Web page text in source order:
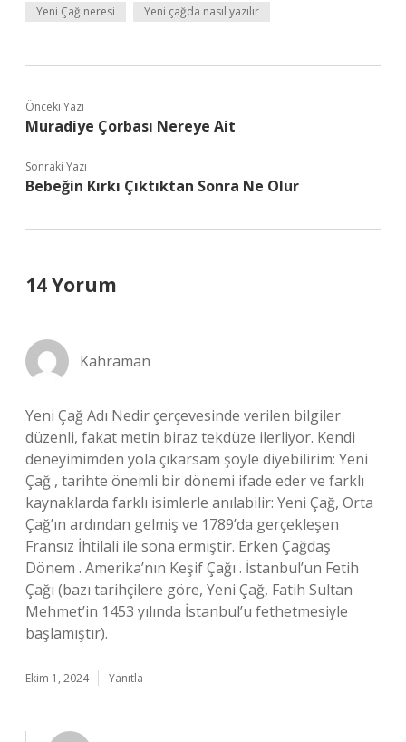
Yeni Çağ neresi Yeni çağda nasıl yazılır
Önceki Yazı
Muradiye Çorbası Nereye Ait
Sonraki Yazı
Bebeğin Kırkı Çıktıktan Sonra Ne Olur
14 Yorum
Kahraman
Yeni Çağ Adı Nedir çerçevesinde verilen bilgiler
düzenli, fakat metin biraz tekdüze ilerliyor. Kendi
deneyimimden yola çıkarsam şöyle diyebilirim: Yeni
Çağ , tarihte önemli bir dönemi ifade eder ve farklı
kaynaklarda farklı isimlerle anılabilir: Yeni Çağ, Orta
Çağ’ın ardından gelmiş ve 1789’da gerçekleşen
Fransız İhtilali ile sona ermiştir. Erken Çağdaş
Dönem . Amerika’nın Keşif Çağı . İstanbul’un Fetih
Çağı (bazı tarihçilere göre, Yeni Çağ, Fatih Sultan
Mehmet’in 1453 yılında İstanbul’u fethetmesiyle
başlamıştır).
Ekim 1, 2024 Yanıtla